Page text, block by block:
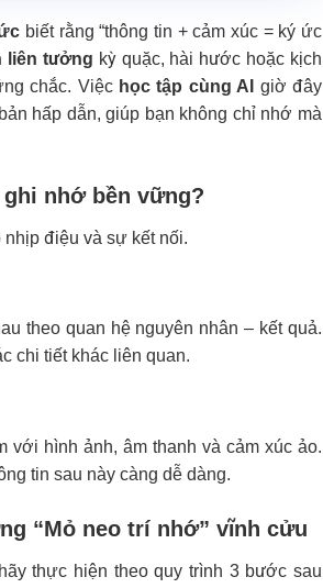
biết rằng “thông tin + cảm xúc = ký ức
liên tưởng kỳ quặc, hài hước hoặc kịch
chắc. Việc học tập cùng AI
giờ đây
hấp dẫn, giúp bạn không chỉ nhớ mà
ghi nhớ bền vững?
nhịp điệu và sự kết nối.
theo quan hệ nguyên nhân – kết quả.
chi tiết khác liên quan.
với hình ảnh, âm thanh và cảm xúc ảo.
tin sau này càng dễ dàng.
“Mỏ neo trí nhớ” vĩnh cửu
thực hiện theo quy trình 3 bước sau